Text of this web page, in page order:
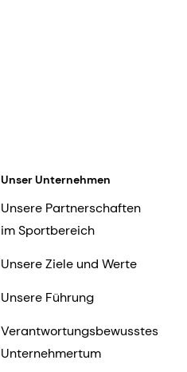
Unser Unternehmen
Unsere Partnerschaften
im Sportbereich
Unsere Ziele und Werte
Unsere Führung
Verantwortungsbewusstes
Unternehmertum